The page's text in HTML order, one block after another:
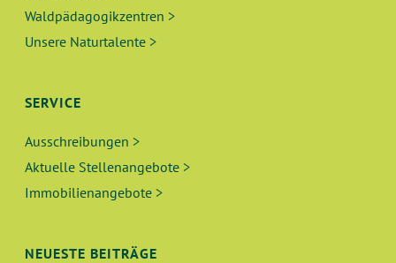
Waldpädagogikzentren >
Unsere Naturtalente >
SERVICE
Ausschreibungen >
Aktuelle Stellenangebote >
Immobilienangebote >
NEUESTE BEITRÄGE